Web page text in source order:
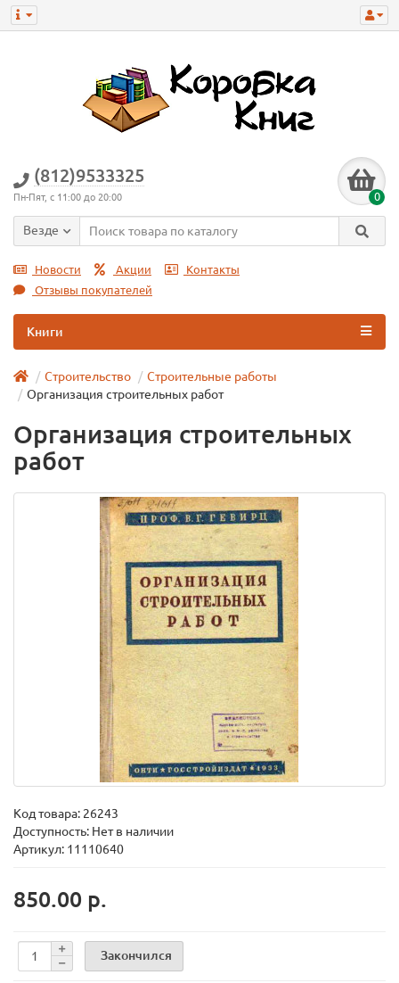
(812)9533325
Пн-Пят, с 11:00 до 20:00 0
Везде
Новости Акции
Контакты
Отзывы покупателей
Книги
Строительство
Строительные работы
Организация строительных работ
Организация строительных
работ
Код товара: 26243
Доступность: Нет в наличии
Артикул: 11110640
850.00 р.
Закончился